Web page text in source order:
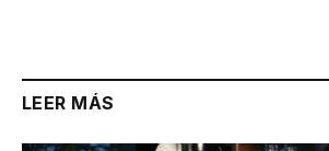
LEER MÁS